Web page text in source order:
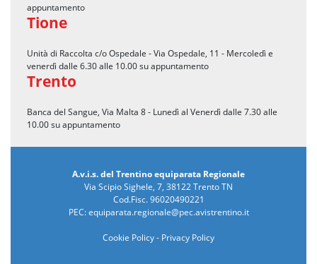
appuntamento
Tione
Unità di Raccolta c/o Ospedale - Via Ospedale, 11 - Mercoledì e
venerdì dalle 6.30 alle 10.00 su appuntamento
Trento
Banca del Sangue, Via Malta 8 - Lunedì al Venerdì dalle 7.30 alle
10.00 su appuntamento
A.v.i.s. del Trentino equiparata Regionale
Via Scipio Sighele, 7, 38122 Trento TN
Cod.Fisc. 96020490221
PEC:equiparata.regionale@pec.avistrentino.it
Cookie Policy- Privacy Policy